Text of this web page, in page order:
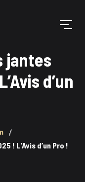
jantes
d’un
! L’Avis d’un Pro !